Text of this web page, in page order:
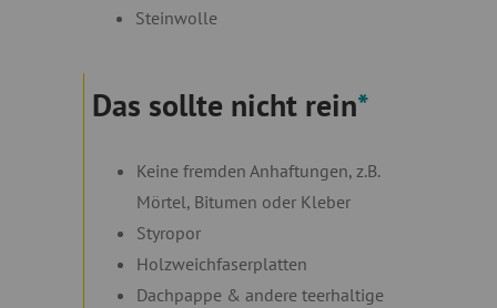
Steinwolle
Das sollte nicht rein*
Keine fremden Anhaftungen, z.B.
Mörtel, Bitumen oder Kleber
Styropor
Holzweichfaserplatten
Dachpappe & andere teerhaltige